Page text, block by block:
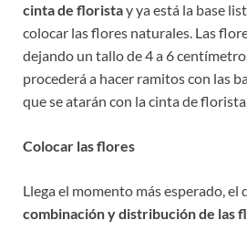
cinta de floristay ya está la base
colocar las flores naturales. Las
dejando un tallo de 4 a 6
procederá a hacer ramitos con las
que se atarán con la cinta de
Colocar las flores
Llega el momento más esperado, el
combinación y distribución de las